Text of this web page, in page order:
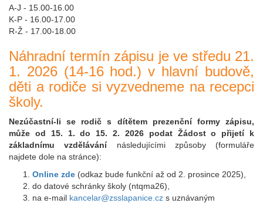
A-J - 15.00-16.00
K-P - 16.00-17.00
R-Ž - 17.00-18.00
Náhradní termín zápisu je ve středu 21.
1. 2026 (14-16 hod.) v hlavní budově,
děti a rodiče si vyzvedneme na recepci
školy.
Nezúčastní-li se rodič s dítětem prezenční formy zápisu,
může od 15. 1. do 15. 2. 2026 podat Žádost o přijetí k
základnímu vzdělávání následujícími způsoby (formuláře
najdete dole na stránce):
Online zde (odkaz bude funkční až od 2. prosince 2025),
do datové schránky školy (ntqma26),
na e-mail kancelar@zsslapanice.cz s uznávaným